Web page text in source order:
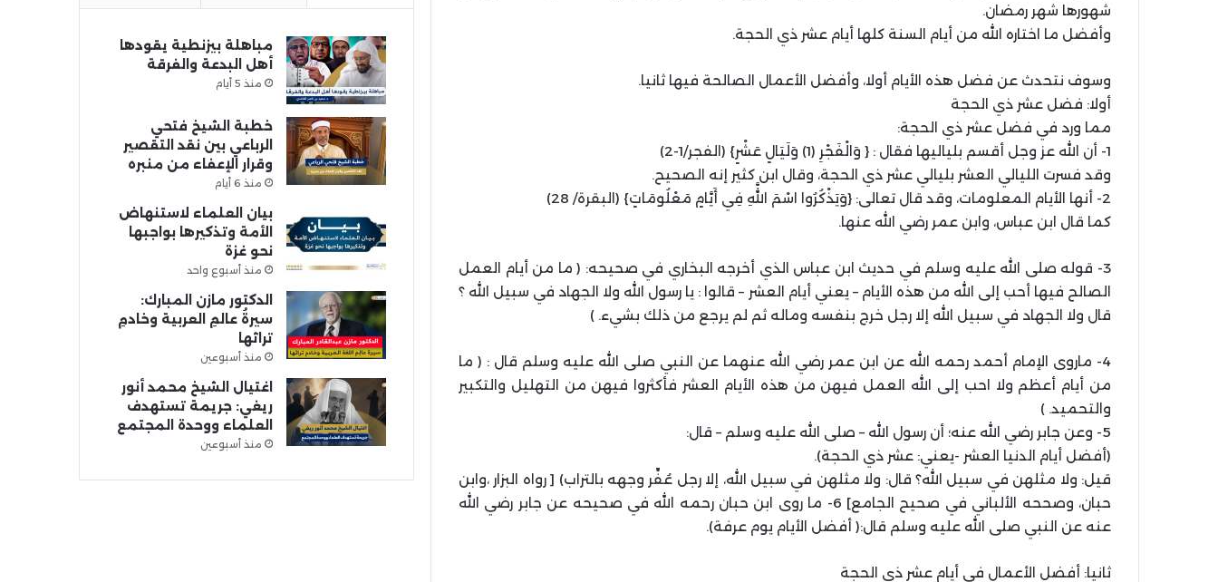
شهورها شهر رمضان.
وأفضل ما اختاره الله من أيام السنة كلها أيام عشر ذي الحجة.
وسوف نتحدث عن فضل هذه الأيام أولا، وأفضل الأعمال الصالحة فيها ثانيا.
أولا: فضل عشر ذي الحجة
مما ورد في فضل عشر ذي الحجة:
1- أن الله عز وجل أقسم بلياليها فقال : { وَالْفَجْرِ (1) وَلَيَالٍ عَشْرٍ} (الفجر/1-2)
وقد فسرت الليالي العشر بليالي عشر ذي الحجة، وقال ابن كثير إنه الصحيح.
2- أنها الأيام المعلومات، وقد قال تعالى: {وَيَذْكُرُوا اسْمَ اللَّهِ فِي أَيَّامٍ مَعْلُومَاتٍ} (البقرة/ 28)
كما قال ابن عباس، وابن عمر رضي الله عنها.
3- قوله صلى الله عليه وسلم في حديث ابن عباس الذي أخرجه البخاري في صحيحه: ( ما من أيام العمل
الصالح فيها أحب إلى الله من هذه الأيام – يعني أيام العشر – قالوا : يا رسول الله ولا الجهاد في سبيل الله ؟
قال ولا الجهاد في سبيل الله إلا رجل خرج بنفسه وماله ثم لم يرجع من ذلك بشيء. )
4- ماروى الإمام أحمد رحمه الله عن ابن عمر رضي الله عنهما عن النبي صلى الله عليه وسلم قال : ( ما
من أيام أعظم ولا احب إلى الله العمل فيهن من هذه الأيام العشر فأكثروا فيهن من التهليل والتكبير
والتحميد. )
5- وعن جابر رضي الله عنه؛ أن رسول الله – صلى الله عليه وسلم – قال:
(أفضل أيام الدنيا العشر -يعني: عشر ذي الحجة).
قيل: ولا مثلهن في سبيل الله؟ قال: ولا مثلهن في سبيل الله، إلا رجل عُفِّر وجهه بالتراب) [ رواه البزار ،وابن
حبان، وصححه الألباني في صحيح الجامع] 6- ما روى ابن حبان رحمه الله في صحيحه عن جابر رضي الله
عنه عن النبي صلى الله عليه وسلم قال:( أفضل الأيام يوم عرفة).
ثانيا: أفضل الأعمال في أيام عشر ذي الحجة
مباهلة بيزنطية يقودها
أهل البدعة والفرقة
منذ 5 أيام
خطبة الشيخ فتحي
الرباعي بين نقد التقصير
وقرار الإعفاء من منبره
منذ 6 أيام
بيان العلماء لاستنهاض
الأمة وتذكيرها بواجبها
نحو غزة
منذ أسبوع واحد
الدكتور مازن المبارك:
سيرةُ عالمِ العربية وخادمِ
تراثها
منذ أسبوعين
اغتيال الشيخ محمد أنور
ريغي: جريمة تستهدف
العلماء ووحدة المجتمع
منذ أسبوعين